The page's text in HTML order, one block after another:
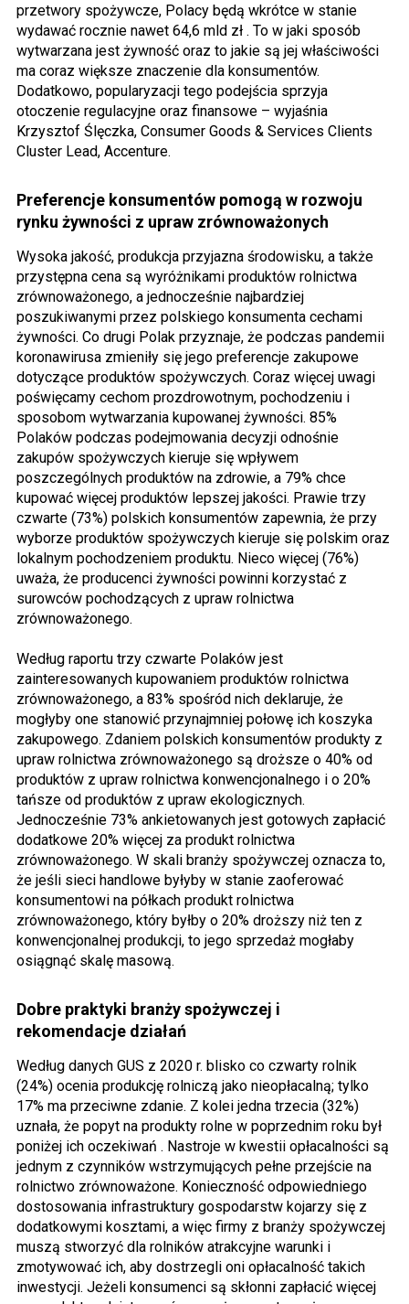
przetwory spożywcze, Polacy będą wkrótce w stanie
wydawać rocznie nawet 64,6 mld zł . To w jaki sposób
wytwarzana jest żywność oraz to jakie są jej właściwości
ma coraz większe znaczenie dla konsumentów.
Dodatkowo, popularyzacji tego podejścia sprzyja
otoczenie regulacyjne oraz finansowe – wyjaśnia
Krzysztof Ślęczka, Consumer Goods & Services Clients
Cluster Lead, Accenture.
Preferencje konsumentów pomogą w rozwoju
rynku żywności z upraw zrównoważonych
Wysoka jakość, produkcja przyjazna środowisku, a także
przystępna cena są wyróżnikami produktów rolnictwa
zrównoważonego, a jednocześnie najbardziej
poszukiwanymi przez polskiego konsumenta cechami
żywności. Co drugi Polak przyznaje, że podczas pandemii
koronawirusa zmieniły się jego preferencje zakupowe
dotyczące produktów spożywczych. Coraz więcej uwagi
poświęcamy cechom prozdrowotnym, pochodzeniu i
sposobom wytwarzania kupowanej żywności. 85%
Polaków podczas podejmowania decyzji odnośnie
zakupów spożywczych kieruje się wpływem
poszczególnych produktów na zdrowie, a 79% chce
kupować więcej produktów lepszej jakości. Prawie trzy
czwarte (73%) polskich konsumentów zapewnia, że przy
wyborze produktów spożywczych kieruje się polskim oraz
lokalnym pochodzeniem produktu. Nieco więcej (76%)
uważa, że producenci żywności powinni korzystać z
surowców pochodzących z upraw rolnictwa
zrównoważonego.
Według raportu trzy czwarte Polaków jest
zainteresowanych kupowaniem produktów rolnictwa
zrównoważonego, a 83% spośród nich deklaruje, że
mogłyby one stanowić przynajmniej połowę ich koszyka
zakupowego. Zdaniem polskich konsumentów produkty z
upraw rolnictwa zrównoważonego są droższe o 40% od
produktów z upraw rolnictwa konwencjonalnego i o 20%
tańsze od produktów z upraw ekologicznych.
Jednocześnie 73% ankietowanych jest gotowych zapłacić
dodatkowe 20% więcej za produkt rolnictwa
zrównoważonego. W skali branży spożywczej oznacza to,
że jeśli sieci handlowe byłyby w stanie zaoferować
konsumentowi na półkach produkt rolnictwa
zrównoważonego, który byłby o 20% droższy niż ten z
konwencjonalnej produkcji, to jego sprzedaż mogłaby
osiągnąć skalę masową.
Dobre praktyki branży spożywczej i
rekomendacje działań
Według danych GUS z 2020 r. blisko co czwarty rolnik
(24%) ocenia produkcję rolniczą jako nieopłacalną; tylko
17% ma przeciwne zdanie. Z kolei jedna trzecia (32%)
uznała, że popyt na produkty rolne w poprzednim roku był
poniżej ich oczekiwań . Nastroje w kwestii opłacalności są
jednym z czynników wstrzymujących pełne przejście na
rolnictwo zrównoważone. Konieczność odpowiedniego
dostosowania infrastruktury gospodarstw kojarzy się z
dodatkowymi kosztami, a więc firmy z branży spożywczej
muszą stworzyć dla rolników atrakcyjne warunki i
zmotywować ich, aby dostrzegli oni opłacalność takich
inwestycji. Jeżeli konsumenci są skłonni zapłacić więcej